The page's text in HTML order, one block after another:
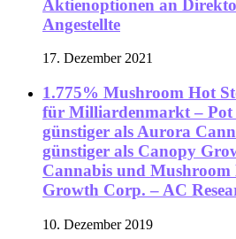
Aktienoptionen an
Angestellte
17. Dezember 2021
1.775% Mushroom Hot
für Milliardenmarkt – Pot
günstiger als Aurora
günstiger als Canopy
Cannabis und Mushroom
Growth Corp. – AC
10. Dezember 2019